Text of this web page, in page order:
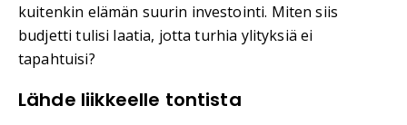
kuitenkin elämän suurin investointi. Miten siis
budjetti tulisi laatia, jotta turhia ylityksiä ei
tapahtuisi?
Lähde liikkeelle tontista